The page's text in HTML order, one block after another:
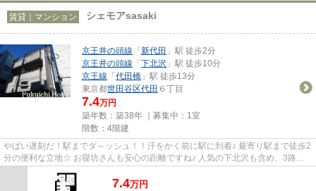
賃貸｜マンション シェモアsasaki
京王井の頭線 「新代田 」駅 徒歩2分
京王井の頭線 「下北沢 」駅 徒歩10分
京王線 「代田橋 」駅 徒歩13分
東京都世田谷区代田 ６丁目
7.4万円
築年数：築38年 ｜募集中： 1室
階数：4階建
やばい遅刻だ！駅までダ～ッシュ！！汗をかく前に駅に到着♪ 最寄り駅まで徒歩2
分の便利な立地☆ お寝坊さんも安心の距離ですね♪ 人気の下北沢も含め、3路線
使えるので通勤やお出かけは...
7.4万円